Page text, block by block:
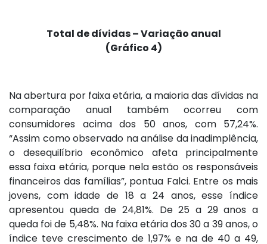
Total de dívidas – Variação anual
(Gráfico 4)
Na abertura por faixa etária, a maioria das dívidas na
comparação anual também ocorreu com
consumidores acima dos 50 anos, com 57,24%.
“Assim como observado na análise da inadimplência,
o desequilíbrio econômico afeta principalmente
essa faixa etária, porque nela estão os responsáveis
financeiros das famílias”, pontua Falci. Entre os mais
jovens, com idade de 18 a 24 anos, esse índice
apresentou queda de 24,81%. De 25 a 29 anos a
queda foi de 5,48%. Na faixa etária dos 30 a 39 anos, o
índice teve crescimento de 1,97% e na de 40 a 49,